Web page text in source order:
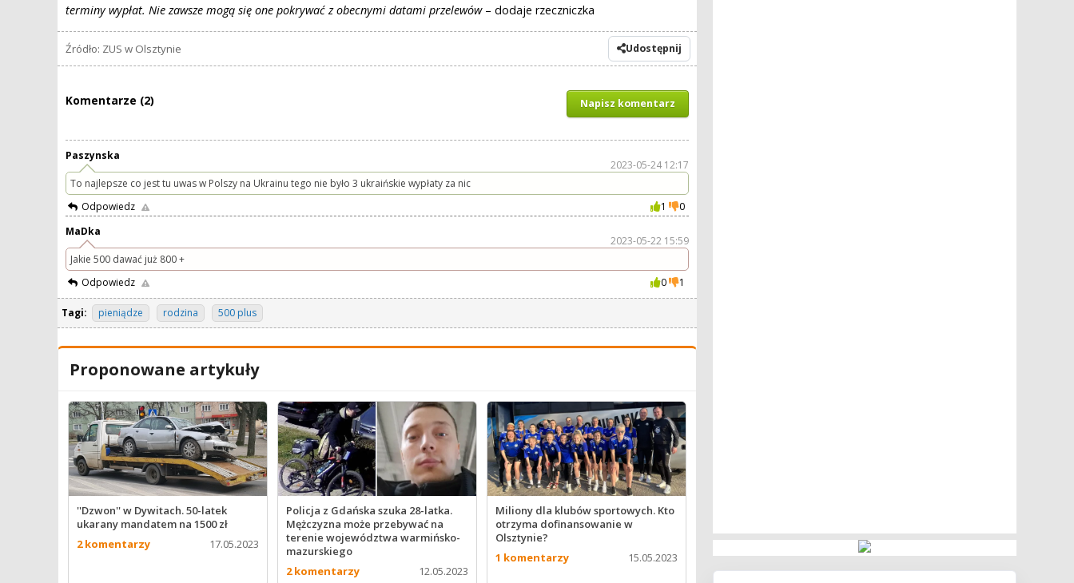
terminy wypłat. Nie zawsze mogą się one pokrywać z obecnymi datami przelewów– dodaje rzeczniczka
Źródło: ZUS w Olsztynie Udostępnij
Komentarze (2) Napisz komentarz
Paszynska
2023-05-24 12:17
To najlepsze co jest tu uwas w Polszy na Ukrainu tego nie było 3 ukraińskie wypłaty za nic
Odpowiedz
1
0
MaDka
2023-05-22 15:59
Jakie 500 dawać już 800 +
Odpowiedz
0 1
Tagi: pieniądze rodzina 500 plus
Proponowane artykuły
''Dzwon'' w Dywitach. 50-latek
ukarany mandatem na 1500 zł
2 komentarzy
17.05.2023
Policja z Gdańska szuka 28-latka.
Mężczyzna może przebywać na
terenie województwa warmińsko-
mazurskiego
2 komentarzy
12.05.2023
Miliony dla klubów sportowych. Kto
otrzyma dofinansowanie w
Olsztynie?
1 komentarzy
15.05.2023